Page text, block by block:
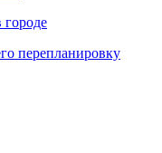
городе
перепланировку